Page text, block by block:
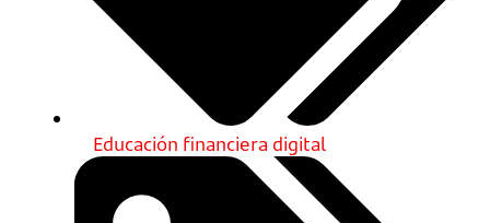
Educación financiera digital